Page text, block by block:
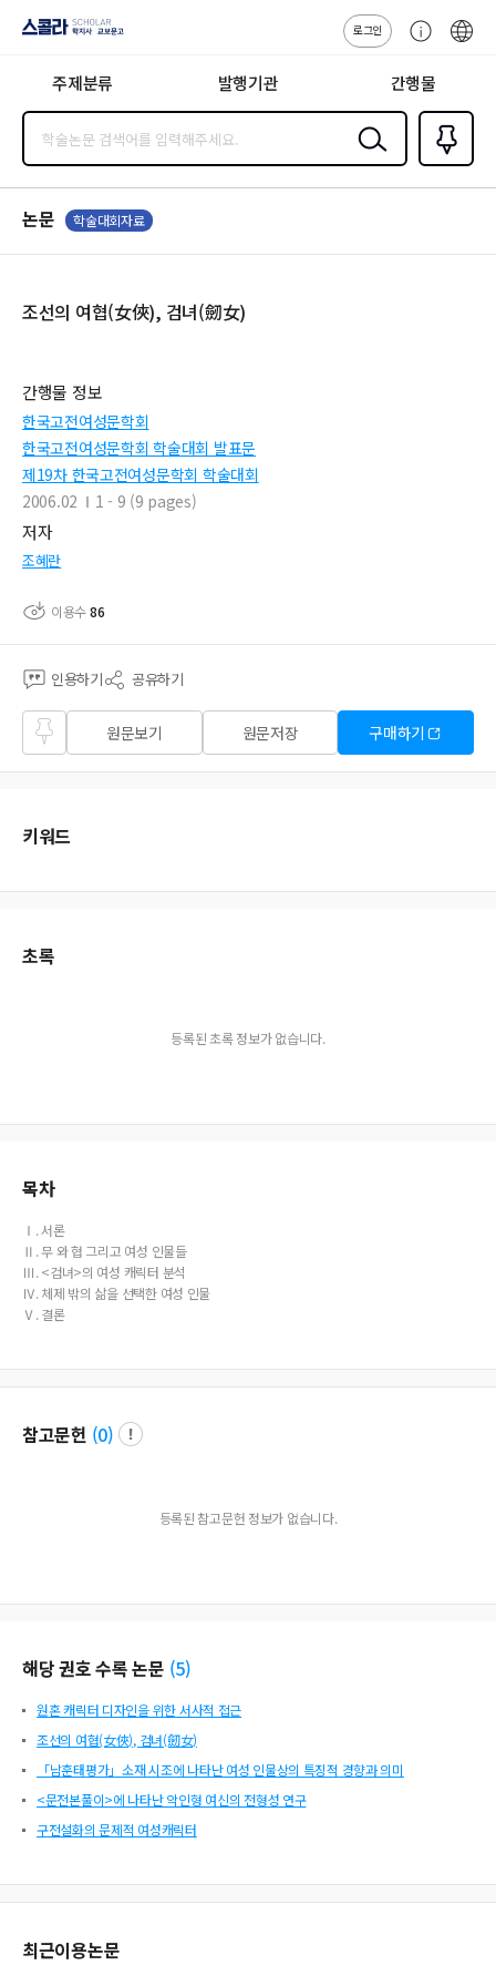
지사·교보문고
로그인
센
주제분류 발행기관 간행물
검색
즐겨찾
기0
논문 학술대회자료
조선의 여협(女俠), 검녀(劒女)
간행물 정보
한국고전여성문학회
한국고전여성문학회 학술대회 발표문
제19차 한국고전여성문학회 학술대회
2006.02
1 - 9 (9 pages)
저자
조혜란
이용수86
인용하기 공유하기
즐겨
찾기
원문보기 원문저장 구매하기
키워드
초록
등록된 초록 정보가 없습니다.
목차
Ⅰ. 서론
Ⅱ. 무 와 협 그리고 여성 인물들
Ⅲ. <검녀>의 여성 캐릭터 분석
Ⅳ. 체제 밖의 삶을 선택한 여성 인물
Ⅴ. 결론
참고문헌 (0)
등록된 참고문헌 정보가 없습니다.
해당 권호 수록 논문 (5)
원혼 캐릭터 디자인을 위한 서사적 접근
조선의 여협(女俠), 검녀(劒女)
「남훈태평가」소재 시조에 나타난 여성 인물상의 특징적 경향과 의미
<문전본풀이>에 나타난 악인형 여신의 전형성 연구
구전설화의 문제적 여성캐릭터
최근이용논문